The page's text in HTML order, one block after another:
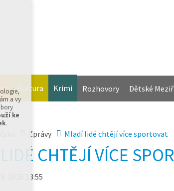
Kultura Krimi Rozhovory Dětské
Zprávy Mladí lidé chtějí více sportovat
CHTĚJÍ VÍCE
2026 13:55
a vy
ke
.